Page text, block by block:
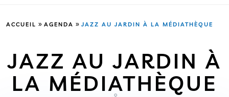
ACCUEIL » AGENDA »JAZZ AU JARDIN À LA MÉDIATHÈQUE
JAZZ AU JARDIN À
LA MÉDIATHÈQUE